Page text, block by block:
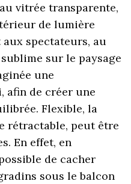
vitrée transparente,
de lumière
spectateurs, au
sur le paysage
une
afin de créer une
Flexible, la
rétractable, peut être
En effet, en
de cacher
sous le balcon